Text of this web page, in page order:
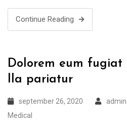
Continue Reading
Dolorem eum fugiat
lla pariatur
september 26, 2020 admin
Medical